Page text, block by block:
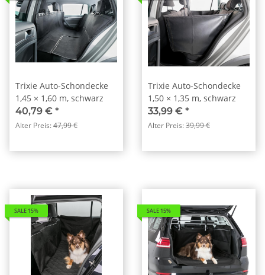
Trixie Auto-Schondecke
1,45 × 1,60 m, schwarz
40,79 € *
Alter Preis:47,99 €
Trixie Auto-Schondecke
1,50 × 1,35 m, schwarz
33,99 € *
Alter Preis:39,99 €
SALE 15% SALE 15%